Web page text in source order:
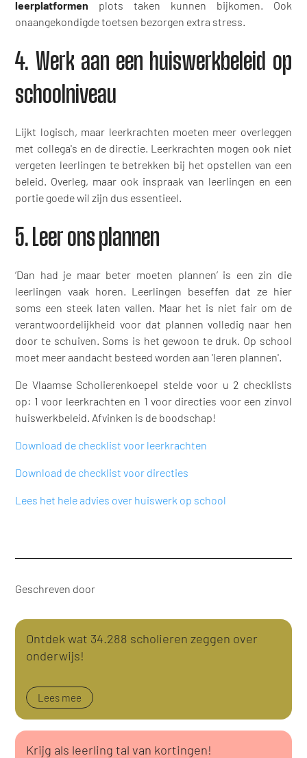
leerplatformen plots taken kunnen bijkomen. Ook
onaangekondigde toetsen bezorgen extra stress.
4. Werk aan een huiswerkbeleid op
schoolniveau
Lijkt logisch, maar leerkrachten moeten meer overleggen
met collega's en de directie. Leerkrachten mogen ook niet
vergeten leerlingen te betrekken bij het opstellen van een
beleid. Overleg, maar ook inspraak van leerlingen en een
portie goede wil zijn dus essentieel.
5. Leer ons plannen
‘Dan had je maar beter moeten plannen’ is een zin die
leerlingen vaak horen. Leerlingen beseffen dat ze hier
soms een steek laten vallen. Maar het is niet fair om de
verantwoordelijkheid voor dat plannen volledig naar hen
door te schuiven. Soms is het gewoon te druk. Op school
moet meer aandacht besteed worden aan 'leren plannen'.
De Vlaamse Scholierenkoepel stelde voor u 2 checklists
op: 1 voor leerkrachten en 1 voor directies voor een zinvol
huiswerkbeleid. Afvinken is de boodschap!
Download de checklist voor leerkrachten
Download de checklist voor directies
Lees het hele advies over huiswerk op school
Geschreven door
Ontdek wat 34.288 scholieren zeggen over
onderwijs!
Lees mee
Krijg als leerling tal van kortingen!